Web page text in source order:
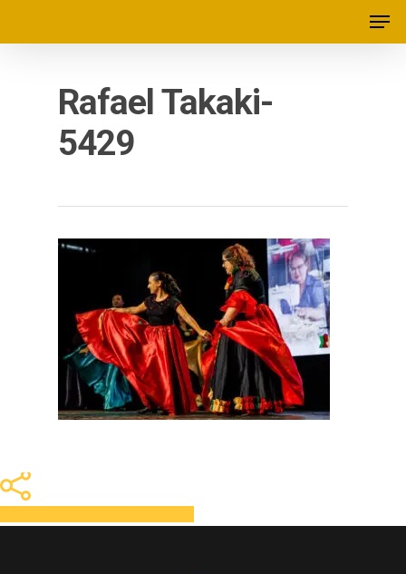
Rafael Takaki-
5429